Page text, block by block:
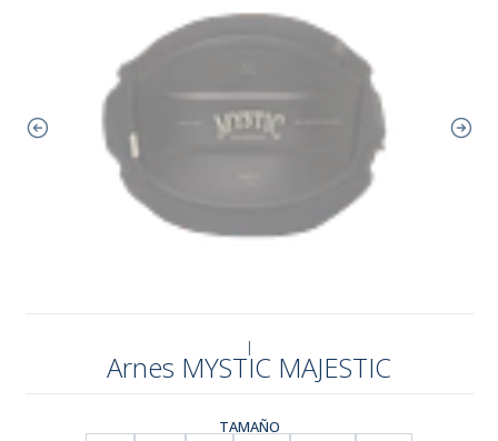
|
Arnes MYSTIC MAJESTIC
TAMAÑO